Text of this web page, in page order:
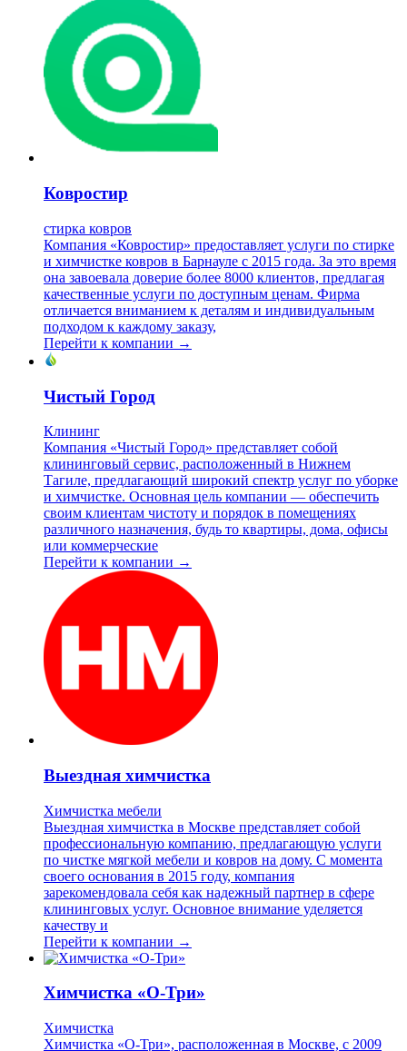
Ковростир
стирка ковров
Компания «Ковростир» предоставляет услуги по стирке
и химчистке ковров в Барнауле с 2015 года. За это время
она завоевала доверие более 8000 клиентов, предлагая
качественные услуги по доступным ценам. Фирма
отличается вниманием к деталям и индивидуальным
подходом к каждому заказу,
Перейти к компании →
Чистый Город
Клининг
Компания «Чистый Город» представляет собой
клининговый сервис, расположенный в Нижнем
Тагиле, предлагающий широкий спектр услуг по уборке
и химчистке. Основная цель компании — обеспечить
своим клиентам чистоту и порядок в помещениях
различного назначения, будь то квартиры, дома, офисы
или коммерческие
Перейти к компании →
Выездная химчистка
Химчистка мебели
Выездная химчистка в Москве представляет собой
профессиональную компанию, предлагающую услуги
по чистке мягкой мебели и ковров на дому. С момента
своего основания в 2015 году, компания
зарекомендовала себя как надежный партнер в сфере
клининговых услуг. Основное внимание уделяется
качеству и
Перейти к компании →
Химчистка «О-Три»
Химчистка
Химчистка «О-Три», расположенная в Москве, с 2009